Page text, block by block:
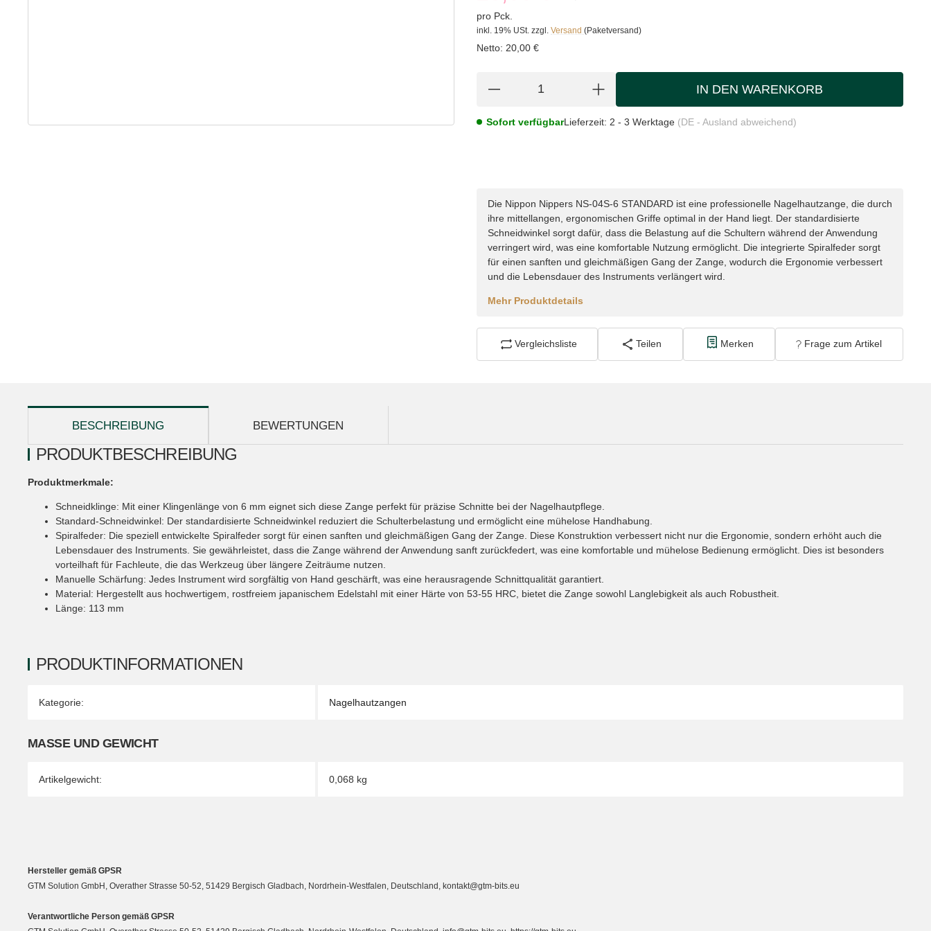
pro Pck.
inkl. 19% USt. zzgl. Versand (Paketversand)
Netto: 20,00 €
IN DEN WARENKORB
Sofort verfügbarLieferzeit: 2 - 3 Werktage (DE - Ausland abweichend)
Die Nippon Nippers NS-04S-6 STANDARD ist eine professionelle Nagelhautzange, die durch
ihre mittellangen, ergonomischen Griffe optimal in der Hand liegt. Der standardisierte
Schneidwinkel sorgt dafür, dass die Belastung auf die Schultern während der Anwendung
verringert wird, was eine komfortable Nutzung ermöglicht. Die integrierte Spiralfeder sorgt
für einen sanften und gleichmäßigen Gang der Zange, wodurch die Ergonomie verbessert
und die Lebensdauer des Instruments verlängert wird.
Mehr Produktdetails
Vergleichsliste Teilen Merken Frage zum Artikel
weitere Registerkarten anzeigen
BESCHREIBUNG BEWERTUNGEN
PRODUKTINFORMATIONEN
Produkteigenschaft
Wert
Kategorie: Nagelhautzangen
MASSE UND GEWICHT
Artikelgewicht: 0,068 kg
PRODUKTBESCHREIBUNG
Produktmerkmale:
Schneidklinge: Mit einer Klingenlänge von 6 mm eignet sich diese Zange perfekt für präzise Schnitte bei der Nagelhautpflege.
Standard-Schneidwinkel: Der standardisierte Schneidwinkel reduziert die Schulterbelastung und ermöglicht eine mühelose Handhabung.
Spiralfeder: Die speziell entwickelte Spiralfeder sorgt für einen sanften und gleichmäßigen Gang der Zange. Diese Konstruktion verbessert nicht nur die Ergonomie, sondern erhöht auch die
Lebensdauer des Instruments. Sie gewährleistet, dass die Zange während der Anwendung sanft zurückfedert, was eine komfortable und mühelose Bedienung ermöglicht. Dies ist besonders
vorteilhaft für Fachleute, die das Werkzeug über längere Zeiträume nutzen.
Manuelle Schärfung: Jedes Instrument wird sorgfältig von Hand geschärft, was eine herausragende Schnittqualität garantiert.
Material: Hergestellt aus hochwertigem, rostfreiem japanischem Edelstahl mit einer Härte von 53-55 HRC, bietet die Zange sowohl Langlebigkeit als auch Robustheit.
Länge: 113 mm
Hersteller gemäß GPSR
GTM Solution GmbH, Overather Strasse 50-52, 51429 Bergisch Gladbach, Nordrhein-Westfalen, Deutschland, kontakt@gtm-bits.eu
Verantwortliche Person gemäß GPSR